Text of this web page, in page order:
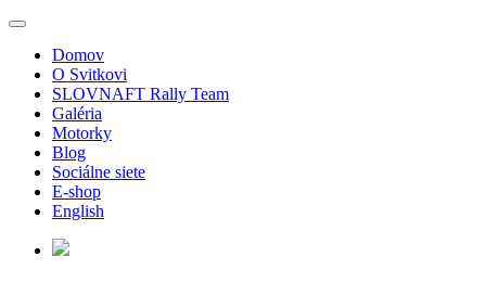
Domov
O Svitkovi
SLOVNAFT Rally Team
Galéria
Motorky
Blog
Sociálne siete
E-shop
English